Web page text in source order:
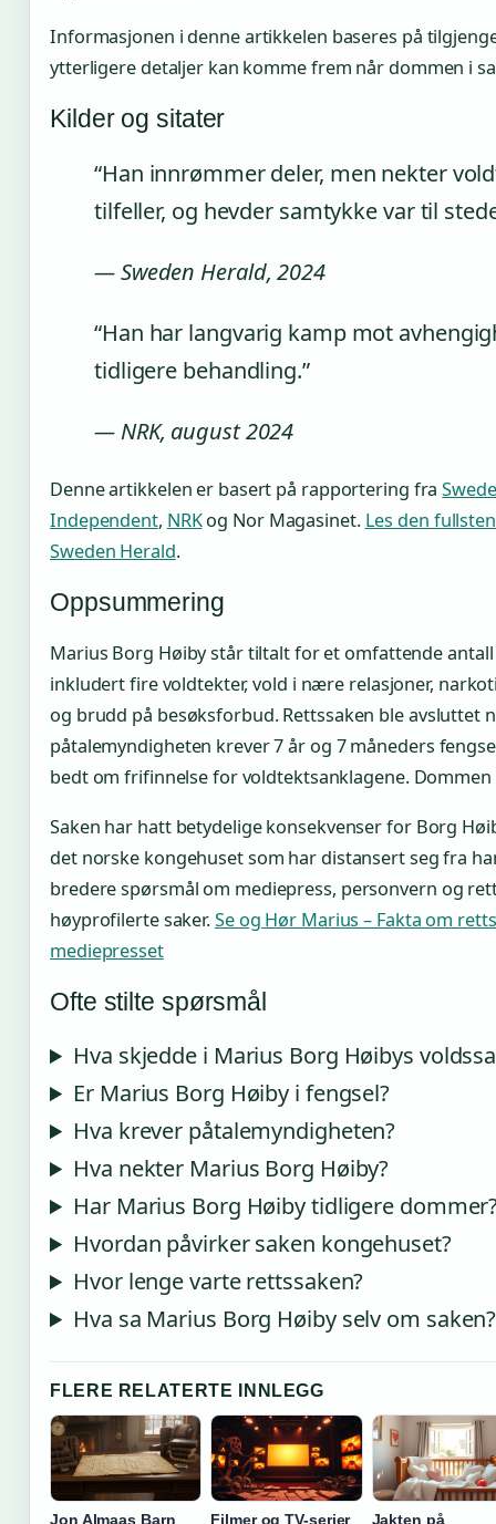
Informasjonen i denne artikkelen baseres på
ytterligere detaljer kan komme frem når dommen i
Kilder og sitater
“Han innrømmer deler, men nekter
tilfeller, og hevder samtykke var til
— Sweden Herald, 2024
“Han har langvarig kamp mot
tidligere behandling.”
— NRK, august 2024
Denne artikkelen er basert på rapportering fra
Independent, NRKog Nor Magasinet. Les den
Sweden Herald.
Oppsummering
Marius Borg Høiby står tiltalt for et omfattende
inkludert fire voldtekter, vold i nære relasjoner,
og brudd på besøksforbud. Rettssaken ble avsluttet
påtalemyndigheten krever 7 år og 7 måneders
bedt om frifinnelse for voldtektsanklagene. Dommen
Saken har hatt betydelige konsekvenser for Borg
det norske kongehuset som har distansert seg fra
bredere spørsmål om mediepress, personvern og
høyprofilerte saker.Se og Hør Marius – Fakta om
mediepresset
Ofte stilte spørsmål
Hva skjedde i Marius Borg Høibys
Er Marius Borg Høiby i fengsel?
Hva krever påtalemyndigheten?
Hva nekter Marius Borg Høiby?
Har Marius Borg Høiby tidligere
Hvordan påvirker saken kongehuset?
Hvor lenge varte rettssaken?
Hva sa Marius Borg Høiby selv om saken?
FLERE RELATERTE INNLEGG
Jon Almaas Barn
Filmer og TV-serier
Jakten på